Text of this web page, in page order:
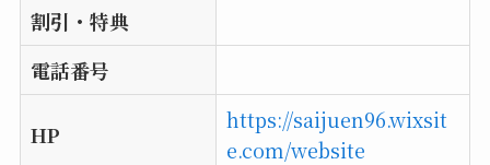
割引・特典
電話番号
HP
https://saijuen96.wixsit
e.com/website